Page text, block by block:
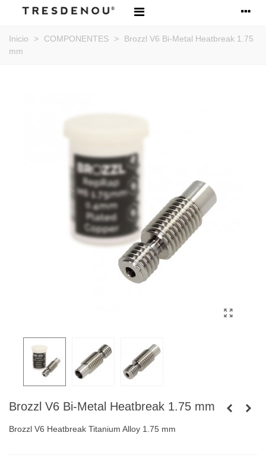
Inicio > COMPONENTES >
Brozzl V6 Bi-Metal Heatbreak 1.75
mm
Brozzl V6 Bi-Metal Heatbreak 1.75 mm
Brozzl V6 Heatbreak Titanium Alloy 1.75 mm